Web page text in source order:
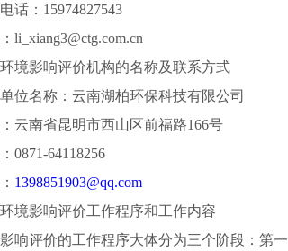
：15974827543
影响评价机构的名称及联系方式
名称：云南湖柏环保科技有限公司
南省昆明市西山区前福路166号
64118256
1398851903@qq.com
影响评价工作程序和工作内容
评价的工作程序大体分为三个阶段：第一